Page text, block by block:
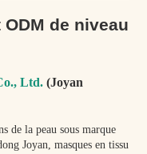
de niveau
Ltd.(Joyan